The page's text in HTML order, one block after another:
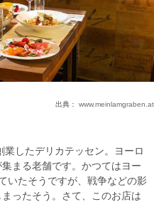
出典： www.meinlamgraben.at
したデリカテッセン。ヨーロ
まる老舗です。かつてはヨー
いたそうですが、戦争などの影
ったそう。さて、このお店は